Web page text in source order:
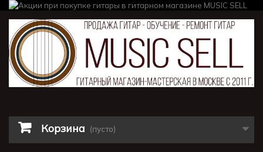
Корзина (пусто)